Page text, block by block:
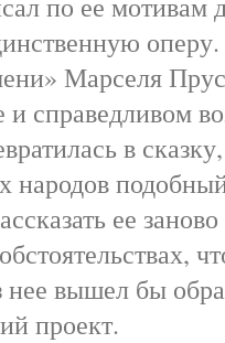
оперу.
Марселя
и справедливом
в
народов
ее
нее вышел бы
проект.